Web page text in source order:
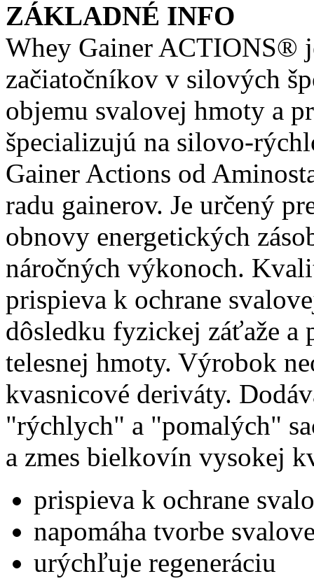
ZÁKLADNÉ INFO
Whey Gainer ACTIONS®
začiatočníkov v silových
objemu svalovej hmoty a
špecializujú na silovo-
Gainer Actions od
radu gainerov. Je určený
obnovy energetických
náročných výkonoch.
prispieva k ochrane
dôsledku fyzickej záťaže
telesnej hmoty. Výrobok
kvasnicové deriváty.
"rýchlych" a "pomalých"
a zmes bielkovín vysokej
prispieva k ochrane
napomáha tvorbe
urýchľuje regeneráciu